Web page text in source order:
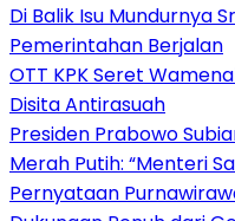
Di Balik Isu Mundurnya
Pemerintahan Berjalan
OTT KPK Seret
Disita Antirasuah
Presiden Prabowo
Merah Putih: “Menteri
Pernyataan